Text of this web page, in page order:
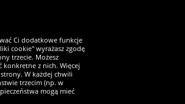
Ci dodatkowe funkcje
cookie" wyrażasz zgodę
trzecie. Możesz
konkretne z nich. Więcej
W każdej chwili
trzecim (np. w
mogą mieć